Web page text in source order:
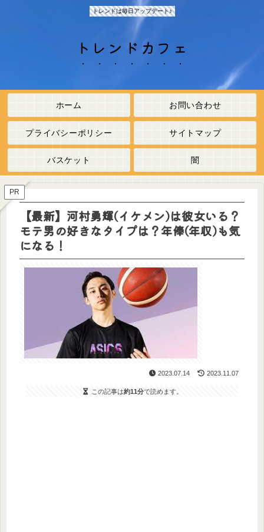
トレンドは毎日アップデート♪
トレンドカフェ
ホーム お問い合わせ
プライバシーポリシー サイトマップ
バスケット 闇
PR
【最新】河村勇輝(イケメン)は彼女いる？
モテ男の好きなタイプは？年俸(年収)も気
になる！
2023.07.14 2023.11.07
この記事は約11分で読めます。